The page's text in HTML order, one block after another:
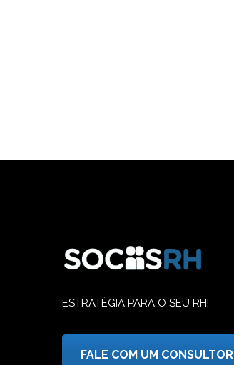
ESTRATÉGIA PARA O SEU RH!
FALE COM UM CONSULTOR